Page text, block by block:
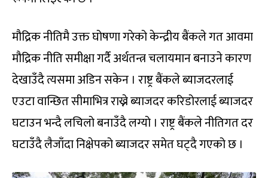
मौद्रिक नीतिमै उक्त घोषणा गरेको केन्द्रीय बैंकले गत आवमा
मौद्रिक नीति समीक्षा गर्दै अर्थतन्त्र चलायमान बनाउने कारण
देखाउँदै त्यसमा अडिन सकेन । राष्ट्र बैंकले ब्याजदरलाई
एउटा वान्छित सीमाभित्र राख्ने ब्याजदर करिडोरलाई ब्याजदर
घटाउन भन्दै लचिलो बनाउँदै लग्यो । राष्ट्र बैंकले नीतिगत दर
घटाउँदै लैजाँदा निक्षेपको ब्याजदर समेत घट्दै गएको छ ।